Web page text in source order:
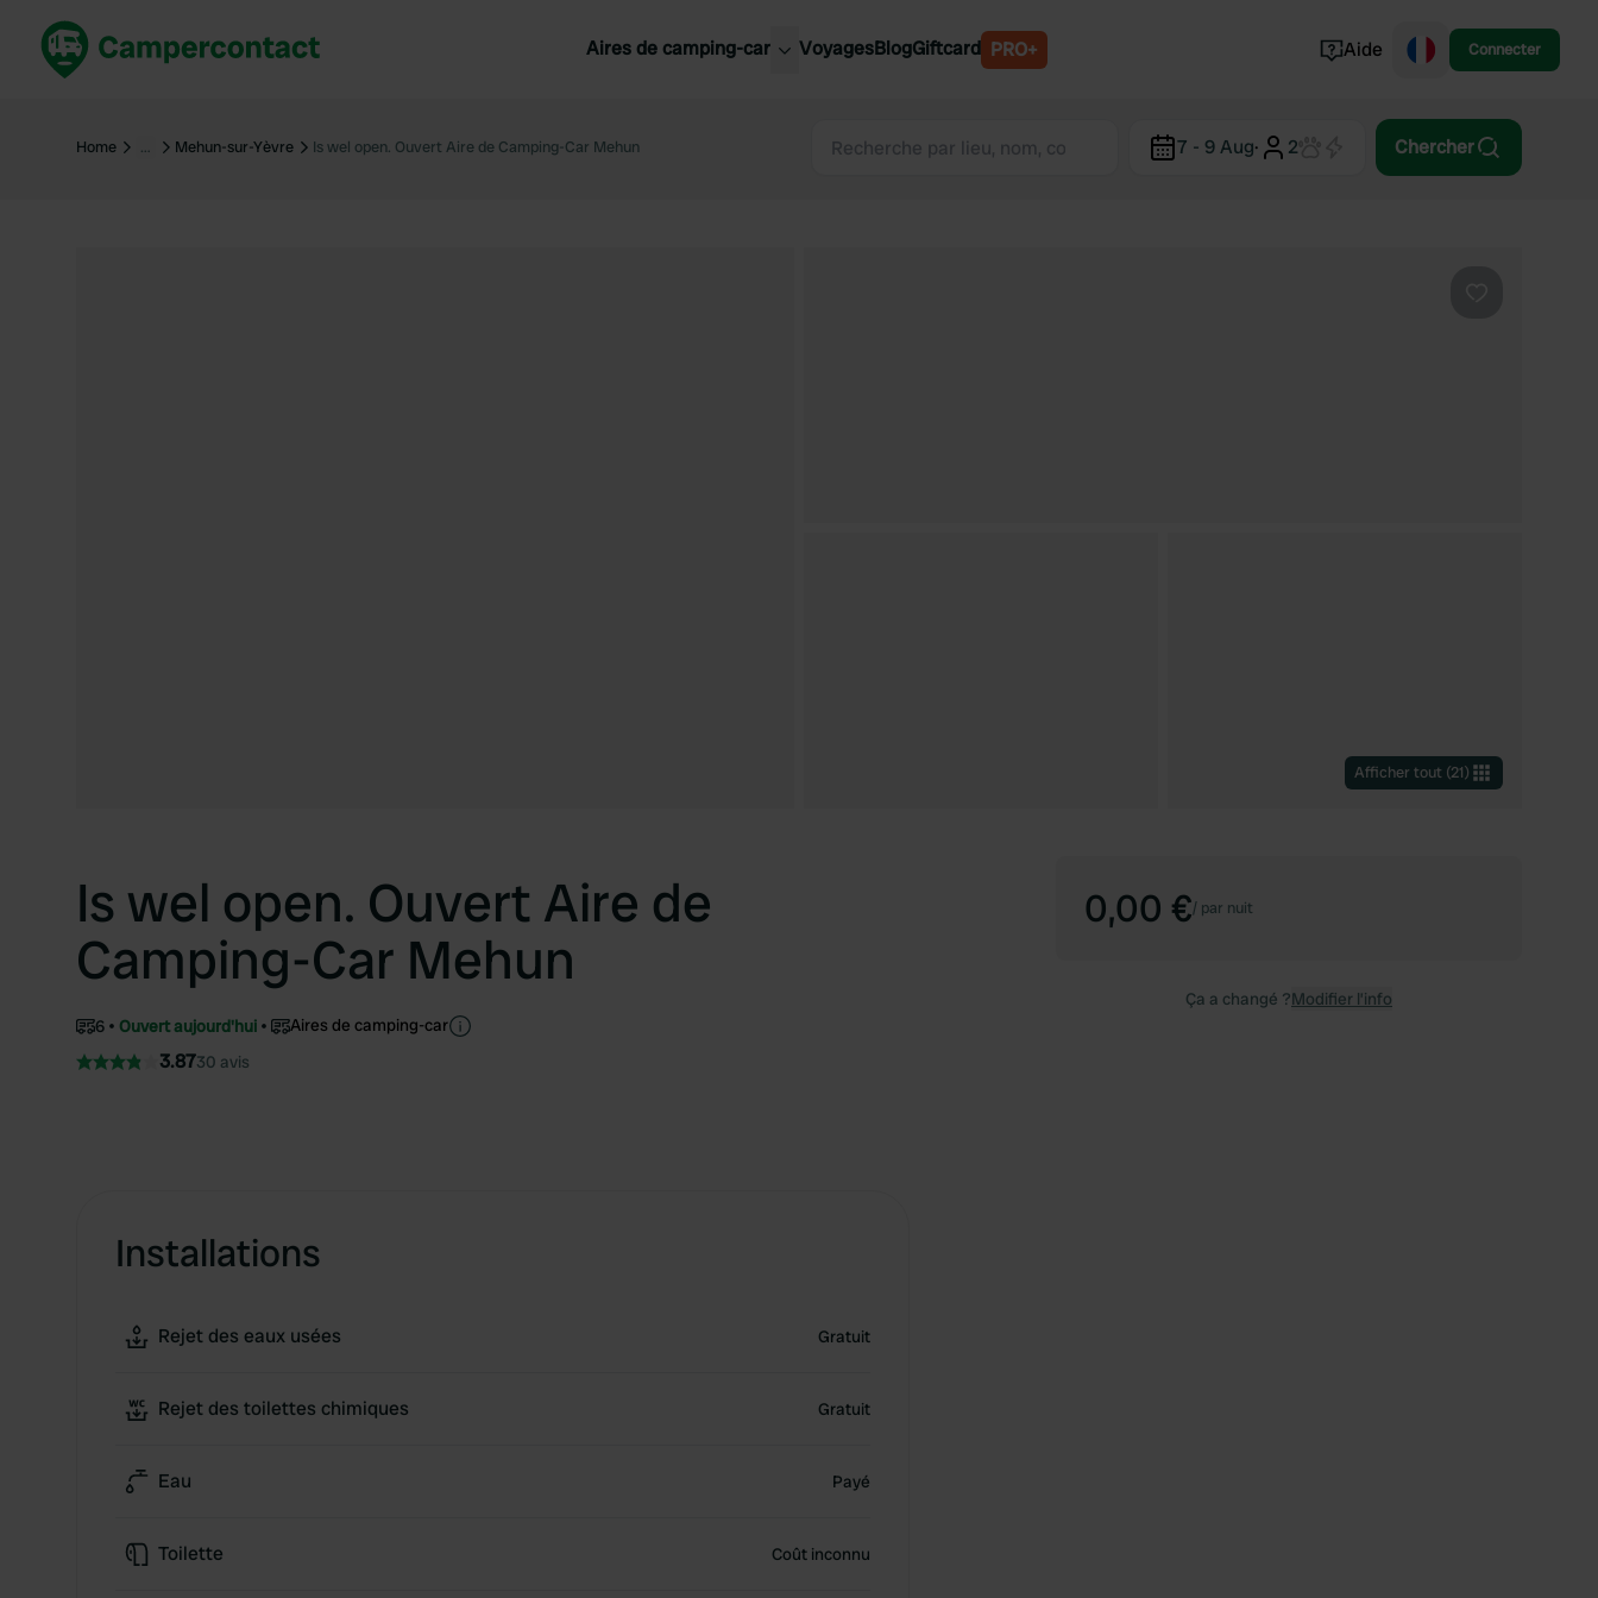
Aires de camping-car
France
France
Slovénie
VoyagesBlogGiftcard PRO+ Aide Connecter
Home … Mehun-sur-Yèvre Is wel open. Ouvert Aire de Camping-Car Mehun 7 - 9 Aug· 2 Chercher
Afficher tout (21)
Is wel open. Ouvert Aire de
Camping-Car Mehun
6 Ouvert aujourd'hui Aires de camping-car
3.8730 avis
Installations
Rejet des eaux usées Gratuit
Rejet des toilettes chimiques Gratuit
Eau Payé
Toilette Coût inconnu
0,00 €/ par nuit
Ça a changé ?Modifier l’info